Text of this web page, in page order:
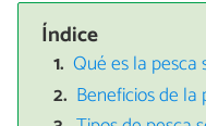
Índice
Qué es la pesca
Beneficios de la